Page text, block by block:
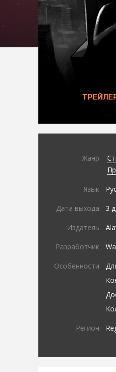
Жанр
Язык
Дата выхода 3
Издатель
Разработчик
Особенности
Регион